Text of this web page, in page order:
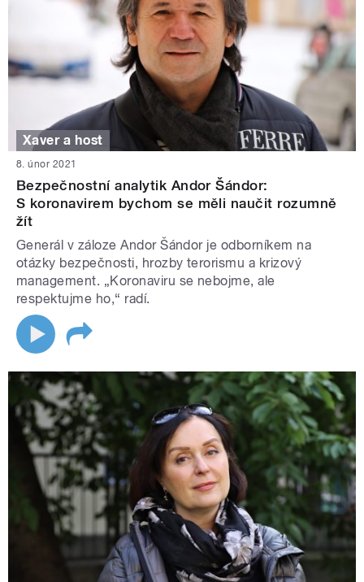
Xaver a host
8. únor 2021
Bezpečnostní analytik Andor Šándor:
S koronavirem bychom se měli naučit rozumně
žít
Generál v záloze Andor Šándor je odborníkem na
otázky bezpečnosti, hrozby terorismu a krizový
management. „Koronaviru se nebojme, ale
respektujme ho,“ radí.